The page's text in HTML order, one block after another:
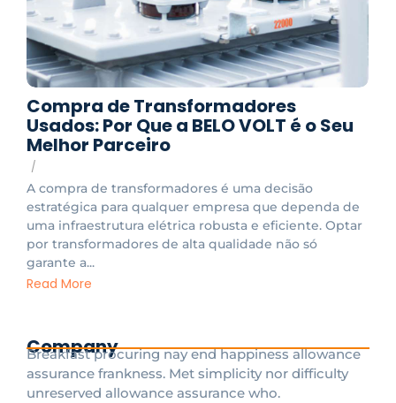
Compra de Transformadores
Usados: Por Que a BELO VOLT é o Seu
Melhor Parceiro
/
A compra de transformadores é uma decisão
estratégica para qualquer empresa que dependa de
uma infraestrutura elétrica robusta e eficiente. Optar
por transformadores de alta qualidade não só
garante a...
Read More
Company
Breakfast procuring nay end happiness allowance
assurance frankness. Met simplicity nor difficulty
unreserved allowance assurance who.